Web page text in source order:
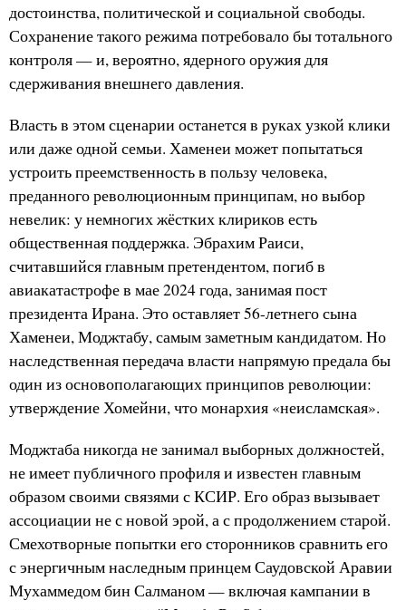
достоинства, политической и социальной свободы.
Сохранение такого режима потребовало бы тотального
контроля — и, вероятно, ядерного оружия для
сдерживания внешнего давления.
Власть в этом сценарии останется в руках узкой клики
или даже одной семьи. Хаменеи может попытаться
устроить преемственность в пользу человека,
преданного революционным принципам, но выбор
невелик: у немногих жёстких клириков есть
общественная поддержка. Эбрахим Раиси,
считавшийся главным претендентом, погиб в
авиакатастрофе в мае 2024 года, занимая пост
президента Ирана. Это оставляет 56-летнего сына
Хаменеи, Моджтабу, самым заметным кандидатом. Но
наследственная передача власти напрямую предала бы
один из основополагающих принципов революции:
утверждение Хомейни, что монархия «неисламская».
Моджтаба никогда не занимал выборных должностей,
не имеет публичного профиля и известен главным
образом своими связями с КСИР. Его образ вызывает
ассоциации не с новой эрой, а с продолжением старой.
Смехотворные попытки его сторонников сравнить его
с энергичным наследным принцем Саудовской Аравии
Мухаммедом бин Салманом — включая кампании в